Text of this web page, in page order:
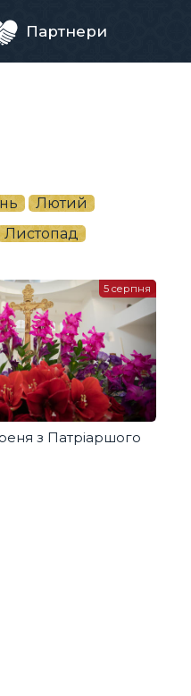
Партнери
Лютий
Листопад
з Патріаршого
5 серпня